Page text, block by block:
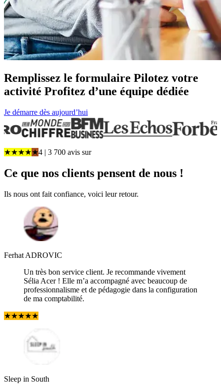
Remplissez le formulaire Pilotez votre
activité Profitez d’une équipe dédiée
Je démarre dès aujourd’hui
★★★★★4 | 3 700 avis sur
Ce que nos clients pensent de nous !
Ils nous ont fait confiance, voici leur retour.
Ferhat ADROVIC
Un très bon service client. Je recommande vivement
Sélia Acer ! Elle m’a accompagné avec beaucoup de
professionnalisme et de pédagogie dans la configuration
de ma comptabilité.
★★★★★
Sleep in South